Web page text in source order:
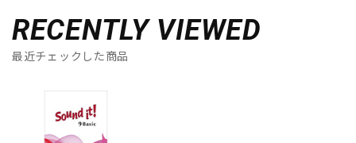
RECENTLY VIEWED
最近チェックした商品